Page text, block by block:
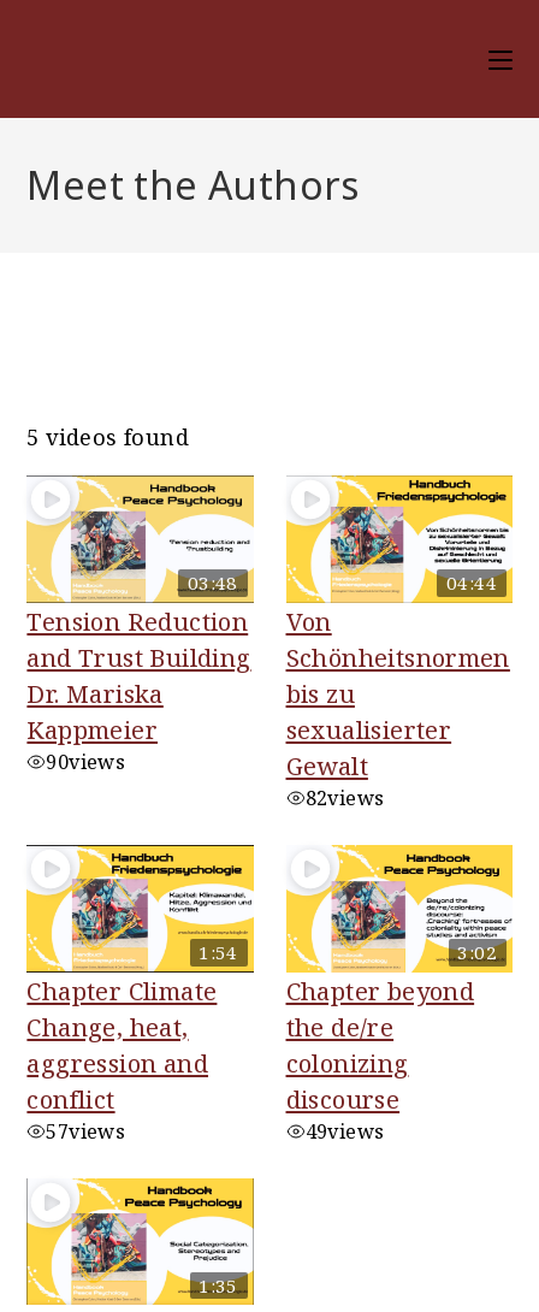
Meet the Authors
5 videos found
03:48
Tension Reduction
and Trust Building
Dr. Mariska
Kappmeier
90views
04:44
Von
Schönheitsnormen
bis zu
sexualisierter
Gewalt
82views
1:54
Chapter Climate
Change, heat,
aggression and
conflict
57views
3:02
Chapter beyond
the de/re
colonizing
discourse
49views
1:35